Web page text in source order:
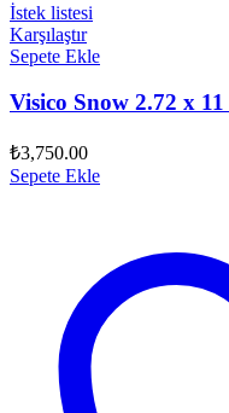
İstek listesi
Karşılaştır
Sepete Ekle
Visico Snow 2.72 x
₺3,750.00
Sepete Ekle